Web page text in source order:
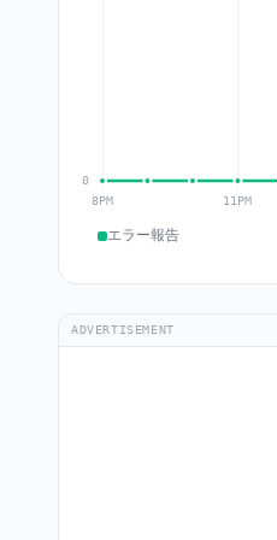
エラー報告
ADVERTISEMENT